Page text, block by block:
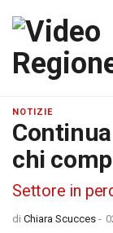
NOTIZIE
chi
Settore in
di Chiara Scucces -